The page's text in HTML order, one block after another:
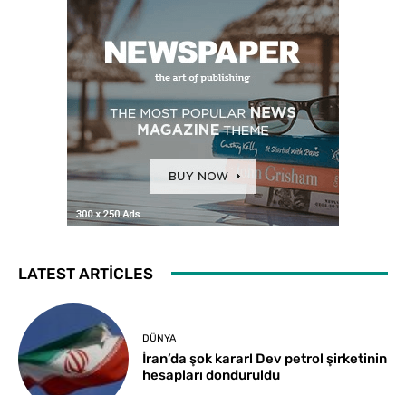
LATEST ARTICLES
DÜNYA
İran’da şok karar! Dev petrol şirketinin
hesapları donduruldu